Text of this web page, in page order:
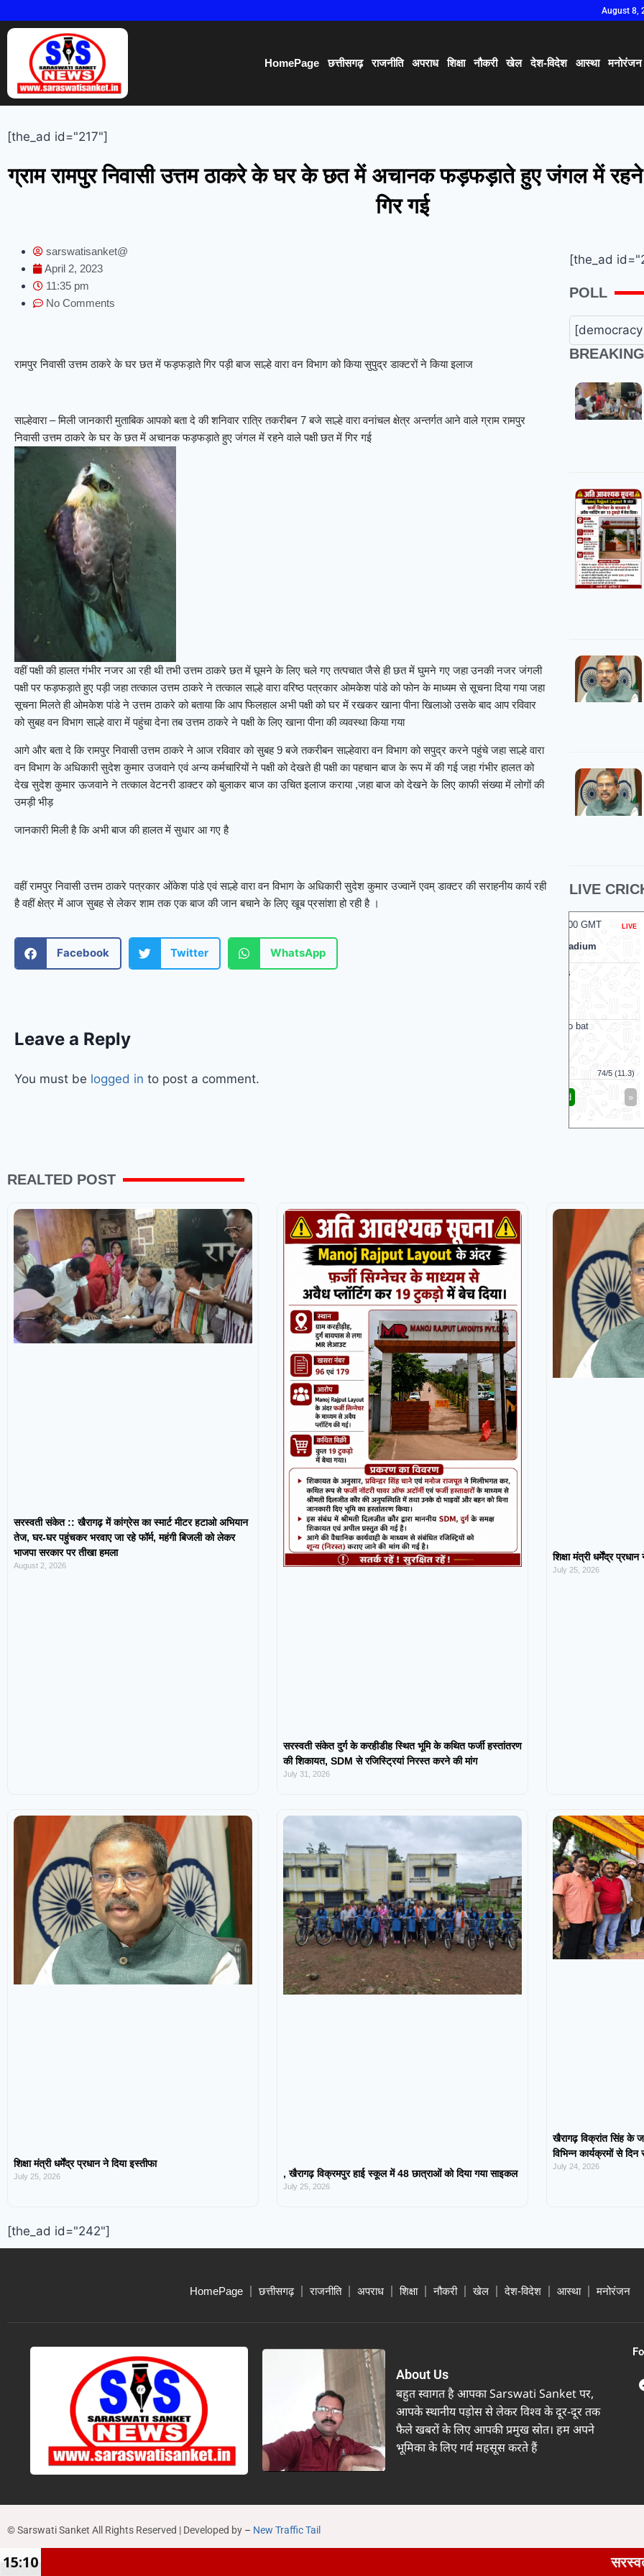
August 8,
HomePage छत्तीसगढ़ राजनीति अपराध शिक्षा नौकरी खेल देश-विदेश आस्था मनोरंजन
[the_ad id="217"]
ग्राम रामपुर निवासी उत्तम ठाकरे के घर के छत में अचानक फड़फड़ाते हुए जंगल में रहने
गिर गई
sarswatisanket@
April 2, 2023
11:35 pm
No Comments
रामपुर निवासी उत्तम ठाकरे के घर छत में फड़फड़ाते गिर पड़ी बाज साल्हे वारा वन विभाग को किया सुपुद्र डाक्टरों ने किया इलाज
साल्हेवारा – मिली जानकारी मुताबिक आपको बता दे की शनिवार रात्रि तकरीबन 7 बजे साल्हे वारा वनांचल क्षेत्र अन्तर्गत आने वाले ग्राम रामपुर
निवासी उत्तम ठाकरे के घर के छत में अचानक फड़फड़ाते हुए जंगल में रहने वाले पक्षी छत में गिर गई
वहीं पक्षी की हालत गंभीर नजर आ रही थी तभी उत्तम ठाकरे छत में घूमने के लिए चले गए तत्पचात जैसे ही छत में घुमने गए जहा उनकी नजर जंगली
पक्षी पर फड़फड़ाते हुए पड़ी जहा तत्काल उत्तम ठाकरे ने तत्काल साल्हे वारा वरिष्ठ पत्रकार ओमकेश पांडे को फोन के माध्यम से सूचना दिया गया जहा
सूचना मिलते ही ओमकेश पांडे ने उत्तम ठाकरे को बताया कि आप फिलहाल अभी पक्षी को घर में रखकर खाना पीना खिलाओ उसके बाद आप रविवार
को सुबह वन विभाग साल्हे वारा में पहुंचा देना तब उत्तम ठाकरे ने पक्षी के लिए खाना पीना की व्यवस्था किया गया
आगे और बता दे कि रामपुर निवासी उत्तम ठाकरे ने आज रविवार को सुबह 9 बजे तकरीबन साल्हेवारा वन विभाग को सपुद्र करने पहुंचे जहा साल्हे वारा
वन विभाग के अधिकारी सुदेश कुमार उजवाने एवं अन्य कर्मचारियों ने पक्षी को देखते ही पक्षी का पहचान बाज के रूप में की गई जहा गंभीर हालत को
देख सुदेश कुमार ऊजवाने ने तत्काल वेटनरी डाक्टर को बुलाकर बाज का उचित इलाज कराया ,जहा बाज को देखने के लिए काफी संख्या में लोगों की
उमड़ी भीड़
जानकारी मिली है कि अभी बाज की हालत में सुधार आ गए है
वहीं रामपुर निवासी उत्तम ठाकरे पत्रकार ओंकेश पांडे एवं साल्हे वारा वन विभाग के अधिकारी सुदेश कुमार उज्वानें एवम् डाक्टर की सराहनीय कार्य रही
है वहीं क्षेत्र में आज सुबह से लेकर शाम तक एक बाज की जान बचाने के लिए खूब प्रसांशा हो रही है ।
Facebook Twitter WhatsApp
Leave a Reply
You must be logged in to post a comment.
[the_ad
POLL
LIVE
08
T20
SKM
Skm Salem
REALTED POST
सरस्वती संकेत :: खैरागढ़ में कांग्रेस का स्मार्ट मीटर हटाओ अभियान
तेज, घर-घर पहुंचकर भरवाए जा रहे फॉर्म, महंगी बिजली को लेकर
भाजपा सरकार पर तीखा हमला
August 2, 2026
सरस्वती संकेत दुर्ग के करहीडीह स्थित भूमि के कथित फर्जी हस्तांतरण
की शिकायत, SDM से रजिस्ट्रियां निरस्त करने की मांग
July 31, 2026
शिक्षा मंत्री धर्मेंद्र
July 25, 2026
शिक्षा मंत्री धर्मेंद्र प्रधान ने दिया इस्तीफा
July 25, 2026 , खैरागढ़ विक्रमपुर हाई स्कूल में 48 छात्राओं को दिया गया साइकल
July 25, 2026
खैरागढ़ विक्रांत सिंह के
विभिन्न कार्यक्रमों से दिन
July 24, 2026
[the_ad id="242"]
HomePage छत्तीसगढ़ राजनीति अपराध शिक्षा नौकरी खेल देश-विदेश आस्था मनोरंजन
About Us
बहुत स्वागत है आपका Sarswati Sanket पर,
आपके स्थानीय पड़ोस से लेकर विश्व के दूर-दूर तक
फैले खबरों के लिए आपकी प्रमुख स्रोत। हम अपने
भूमिका के लिए गर्व महसूस करते हैं
© Sarswati Sanket All Rights Reserved | Developed by – New Traffic Tail
सरस्वती संकेत ::
15:10